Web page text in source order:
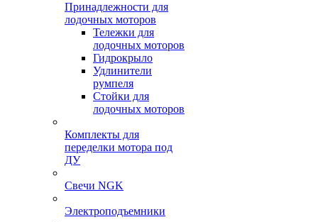
Принадлежности для
лодочных моторов
Тележки для
лодочных моторов
Гидрокрыло
Удлинители
румпеля
Стойки для
лодочных моторов
Комплекты для
переделки мотора под
ДУ
Свечи NGK
Электроподъемники